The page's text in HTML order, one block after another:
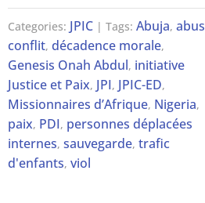
Categories: JPIC | Tags: Abuja, abus
conflit, décadence morale,
Genesis Onah Abdul, initiative
Justice et Paix, JPI, JPIC-ED,
Missionnaires d’Afrique, Nigeria,
paix, PDI, personnes déplacées
internes, sauvegarde, trafic
d'enfants, viol